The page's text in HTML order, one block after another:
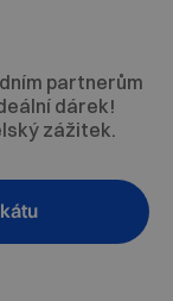
partnerům
dárek!
zážitek.